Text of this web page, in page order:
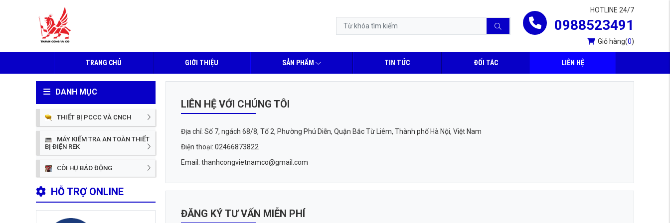
HOTLINE 24/7
0988523491
Giỏ hàng(0)
TRANG CHỦ GIỚI THIỆU SẢN PHẨM TIN TỨC ĐỐI TÁC LIÊN HỆ
DANH MỤC
THIẾT BỊ PCCC VÀ CNCH
MÁY KIỂM TRA AN TOÀN THIẾT
BỊ ĐIỆN REK
CÒI HỤ BÁO ĐỘNG
HỖ TRỢ ONLINE
LIÊN HỆ VỚI CHÚNG TÔI
Địa chỉ: Số 7, ngách 68/8, Tổ 2, Phường Phú Diễn, Quận Bắc Từ Liêm, Thành phố Hà Nội, Việt Nam
Điện thoại: 02466873822
Email: thanhcongvietnamco@gmail.com
ĐĂNG KÝ TƯ VẤN MIỄN PHÍ